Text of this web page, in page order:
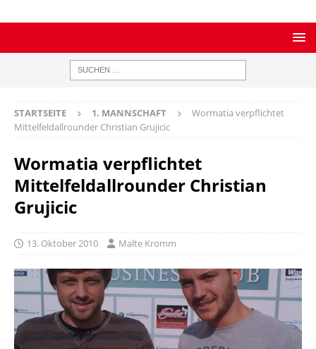
STARTSEITE 1. MANNSCHAFT
Wormatia verpflichtet
Mittelfeldallrounder Christian Grujicic
Wormatia verpflichtet
Mittelfeldallrounder Christian
Grujicic
13. Oktober 2010 Malte Kromm